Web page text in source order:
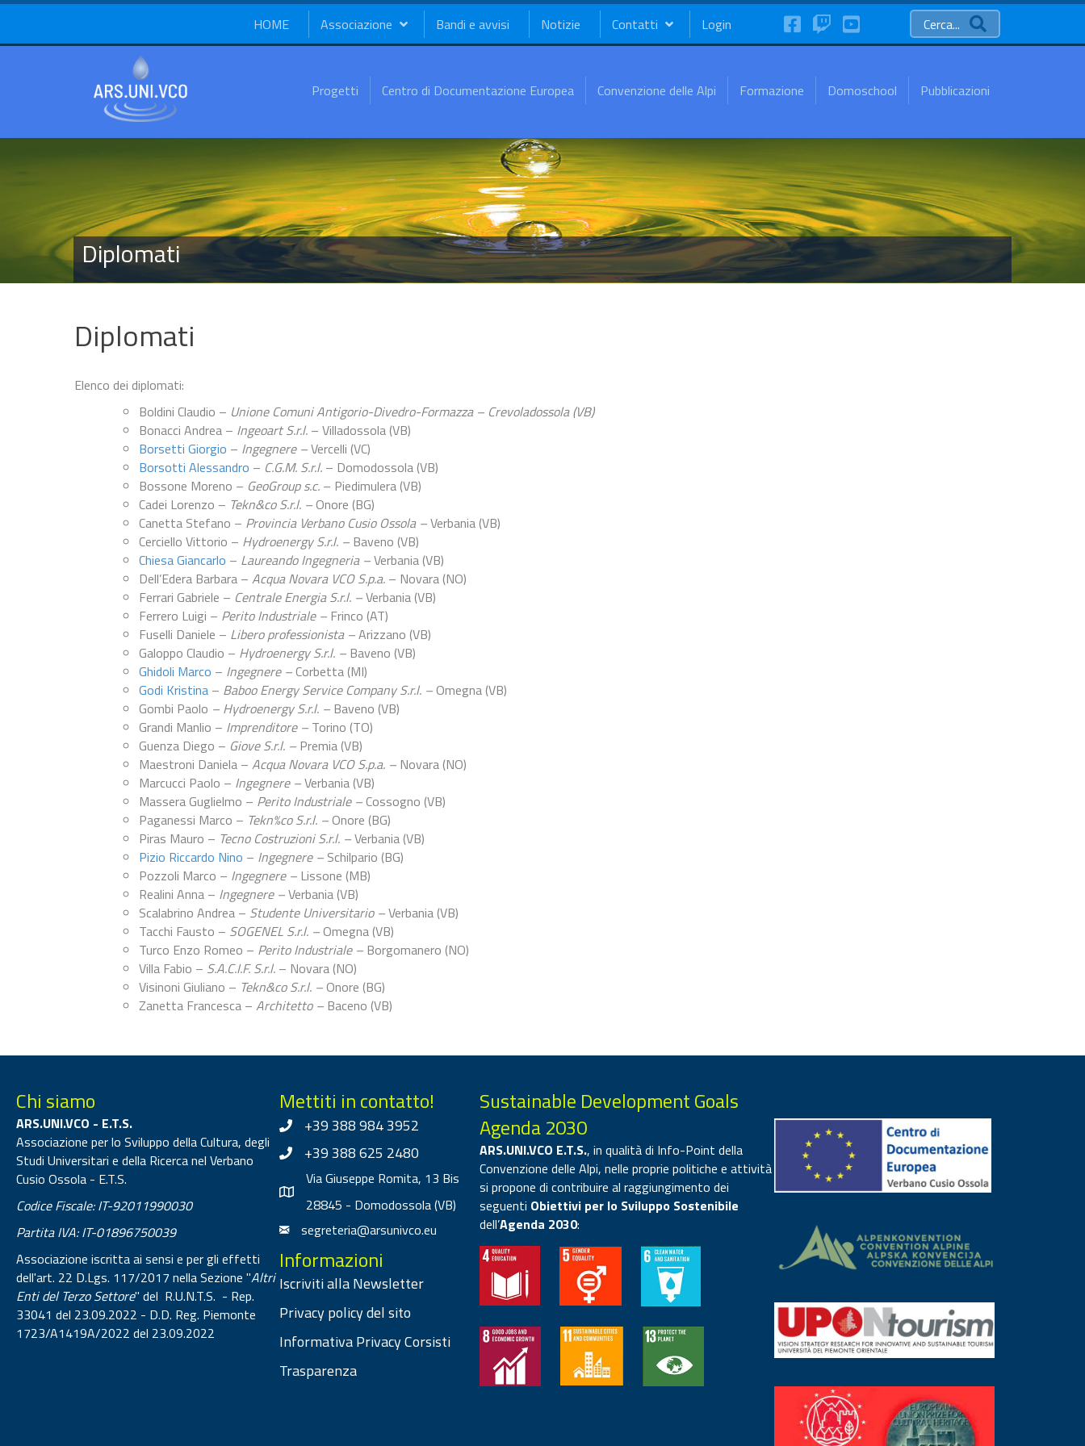
HOME Associazione Bandi e avvisi Notizie Contatti Login FaceBookTwitchYouTube Cerca...
Progetti Centro di Documentazione Europea Convenzione delle Alpi Formazione Domoschool Pubblicazioni
Diplomati
Diplomati
Elenco dei diplomati:
Boldini Claudio – Unione Comuni Antigorio-Divedro-Formazza – Crevoladossola (VB)
Bonacci Andrea – Ingeoart S.r.l. – Villadossola (VB)
Borsetti Giorgio – Ingegnere –Vercelli (VC)
Borsotti Alessandro – C.G.M. S.r.l. – Domodossola (VB)
Bossone Moreno – GeoGroup s.c. – Piedimulera (VB)
Cadei Lorenzo – Tekn&co S.r.l. –Onore (BG)
Canetta Stefano – Provincia Verbano Cusio Ossola –Verbania (VB)
Cerciello Vittorio – Hydroenergy S.r.l. – Baveno (VB)
Chiesa Giancarlo – Laureando Ingegneria –Verbania (VB)
Dell’Edera Barbara – Acqua Novara VCO S.p.a. – Novara (NO)
Ferrari Gabriele – Centrale Energia S.r.l. –Verbania (VB)
Ferrero Luigi – Perito Industriale – Frinco (AT)
Fuselli Daniele – Libero professionista –Arizzano (VB)
Galoppo Claudio – Hydroenergy S.r.l. – Baveno (VB)
Ghidoli Marco – Ingegnere –Corbetta (MI)
Godi Kristina – Baboo Energy Service Company S.r.l. –Omegna (VB)
Gombi Paolo – Hydroenergy S.r.l. – Baveno (VB)
Grandi Manlio – Imprenditore – Torino (TO)
Guenza Diego – Giove S.r.l. – Premia (VB)
Maestroni Daniela – Acqua Novara VCO S.p.a. – Novara (NO)
Marcucci Paolo – Ingegnere –Verbania (VB)
Massera Guglielmo – Perito Industriale –Cossogno (VB)
Paganessi Marco – Tekn%co S.r.l. –Onore (BG)
Piras Mauro – Tecno Costruzioni S.r.l. –Verbania (VB)
Pizio Riccardo Nino – Ingegnere – Schilpario (BG)
Pozzoli Marco – Ingegnere – Lissone (MB)
Realini Anna – Ingegnere –Verbania (VB)
Scalabrino Andrea – Studente Universitario –Verbania (VB)
Tacchi Fausto – SOGENEL S.r.l. –Omegna (VB)
Turco Enzo Romeo – Perito Industriale – Borgomanero (NO)
Villa Fabio – S.A.C.I.F. S.r.l. – Novara (NO)
Visinoni Giuliano – Tekn&co S.r.l. –Onore (BG)
Zanetta Francesca – Architetto – Baceno (VB)
Chi siamo
ARS.UNI.VCO - E.T.S.
Associazione per lo Sviluppo della Cultura, degli
Studi Universitari e della Ricerca nel Verbano
Cusio Ossola - E.T.S.
Codice Fiscale: IT-92011990030
Partita IVA: IT-01896750039
Associazione iscritta ai sensi e per gli effetti
dell'art. 22 D.Lgs. 117/2017 nella Sezione "Altri
Enti del Terzo Settore" del R.U.N.T.S. - Rep.
33041 del 23.09.2022 - D.D. Reg. Piemonte
1723/A1419A/2022 del 23.09.2022
Mettiti in contatto!
+39 388 984 3952
+39 388 625 2480
Via Giuseppe Romita, 13 Bis
28845 - Domodossola (VB)
segreteria@arsunivco.eu
Informazioni
Iscriviti alla Newsletter
Privacy policy del sito
Informativa Privacy Corsisti
Trasparenza
Sustainable Development Goals
Agenda 2030
ARS.UNI.VCO E.T.S., in qualità di Info-Point della
Convenzione delle Alpi, nelle proprie politiche e attività
si propone di contribuire al raggiungimento dei
seguenti Obiettivi per lo Sviluppo Sostenibile
dell’Agenda 2030: